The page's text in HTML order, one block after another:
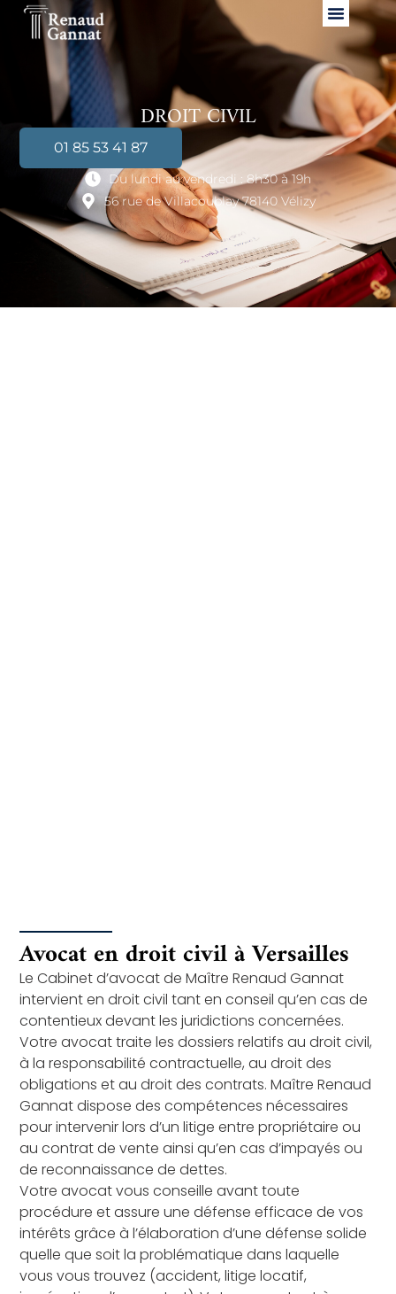
DROIT CIVIL
01 85 53 41 87
Du lundi au vendredi : 8h30 à 19h
56 rue de Villacoublay 78140 Vélizy
Avocat en droit civil à Versailles
Le Cabinet d’avocat de Maître Renaud Gannat
intervient en droit civil tant en conseil qu’en cas de
contentieux devant les juridictions concernées.
Votre avocat traite les dossiers relatifs au droit civil,
à la responsabilité contractuelle, au droit des
obligations et au droit des contrats. Maître Renaud
Gannat dispose des compétences nécessaires
pour intervenir lors d’un litige entre propriétaire ou
au contrat de vente ainsi qu’en cas d’impayés ou
de reconnaissance de dettes.
Votre avocat vous conseille avant toute
procédure et assure une défense efficace de vos
intérêts grâce à l’élaboration d’une défense solide
quelle que soit la problématique dans laquelle
vous vous trouvez (accident, litige locatif,